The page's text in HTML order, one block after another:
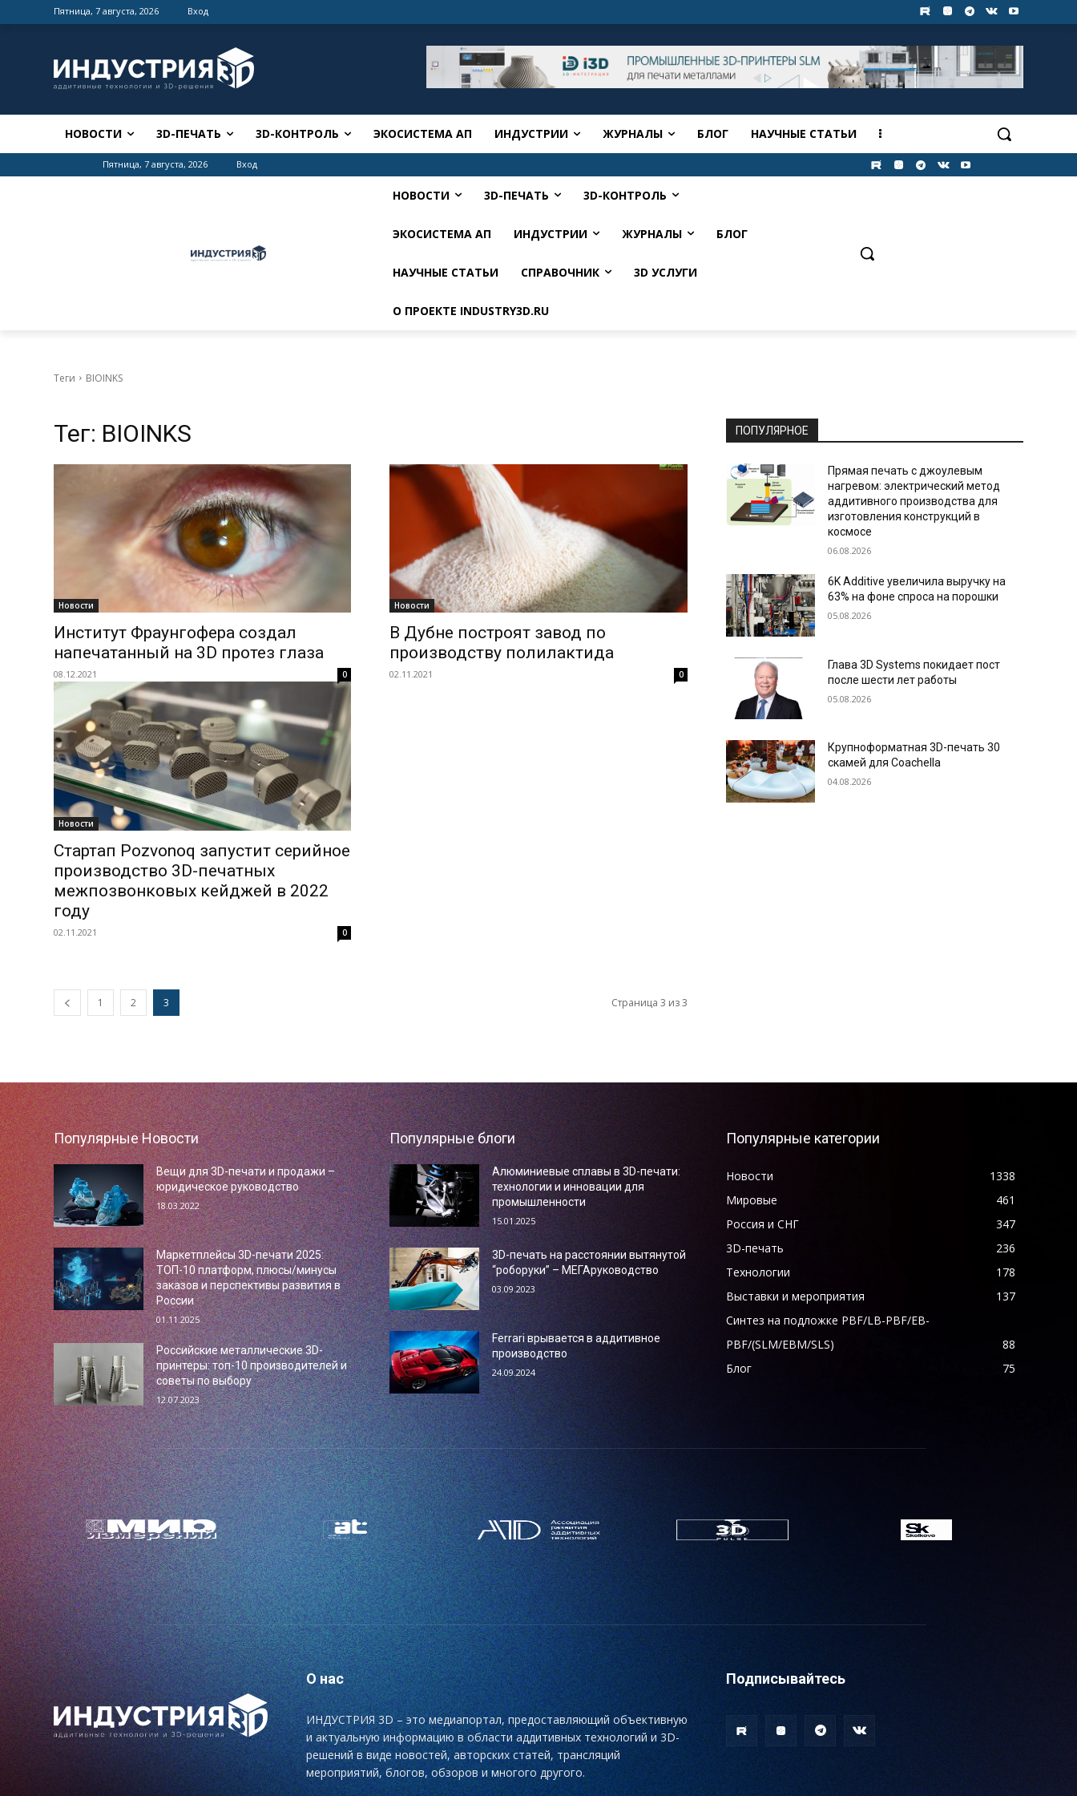
Пятница, 7 августа, 2026 Вход
НОВОСТИ 3D-ПЕЧАТЬ 3D-КОНТРОЛЬ ЭКОСИСТЕМА АП ИНДУСТРИИ ЖУРНАЛЫ БЛОГ НАУЧНЫЕ СТАТЬИ
Пятница, 7 августа, 2026 Вход
НОВОСТИ 3D-ПЕЧАТЬ 3D-КОНТРОЛЬ
ЭКОСИСТЕМА АП ИНДУСТРИИ ЖУРНАЛЫ БЛОГ
НАУЧНЫЕ СТАТЬИ СПРАВОЧНИК 3D УСЛУГИ
О ПРОЕКТЕ INDUSTRY3D.RU
Теги BIOINKS
Тег: BIOINKS
Новости
Институт Фраунгофера создал
напечатанный на 3D протез глаза
08.12.2021 0
Новости
В Дубне построят завод по
производству полилактида
02.11.2021 0
Новости
Стартап Pozvonoq запустит серийное
производство 3D-печатных
межпозвонковых кейджей в 2022
году
02.11.2021 0
1 2 3 Страница 3 из 3
ПОПУЛЯРНОЕ
Прямая печать с джоулевым
нагревом: электрический метод
аддитивного производства для
изготовления конструкций в
космосе
06.08.2026
6K Additive увеличила выручку на
63% на фоне спроса на порошки
05.08.2026
Глава 3D Systems покидает пост
после шести лет работы
05.08.2026
Крупноформатная 3D-печать 30
скамей для Coachella
04.08.2026
Популярные Новости
Вещи для 3D-печати и продажи –
юридическое руководство
18.03.2022
Маркетплейсы 3D-печати 2025:
ТОП-10 платформ, плюсы/минусы
заказов и перспективы развития в
России
01.11.2025
Российские металлические 3D-
принтеры: топ-10 производителей и
советы по выбору
12.07.2023
Популярные блоги
Алюминиевые сплавы в 3D-печати:
технологии и инновации для
промышленности
15.01.2025
3D-печать на расстоянии вытянутой
“роборуки” – МЕГАруководство
03.09.2023
Ferrari врывается в аддитивное
производство
24.09.2024
Популярные категории
Новости
1338
Мировые
461
Россия и СНГ
347
3D-печать
236
Технологии
178
Выставки и мероприятия
137
Синтез на подложке PBF/LB-PBF/EB-
PBF/(SLM/EBM/SLS)
88
Блог
75
О нас
ИНДУСТРИЯ 3D – это медиапортал, предоставляющий объективную
и актуальную информацию в области аддитивных технологий и 3D-
решений в виде новостей, авторских статей, трансляций
мероприятий, блогов, обзоров и многого другого.
Подписывайтесь